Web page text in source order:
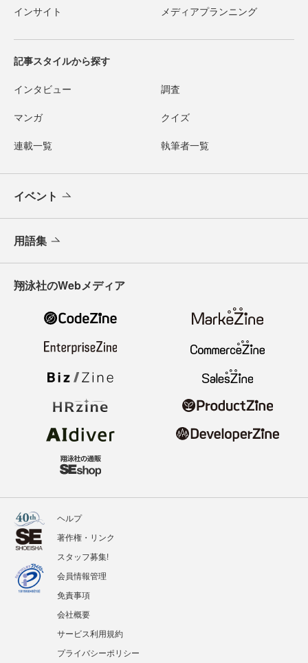
インサイト メディアプランニング
記事スタイルから探す
インタビュー 調査
マンガ クイズ
連載一覧 執筆者一覧
イベント
用語集
翔泳社のWebメディア
ヘルプ
著作権・リンク
スタッフ募集!
会員情報管理
免責事項
会社概要
サービス利用規約
プライバシーポリシー